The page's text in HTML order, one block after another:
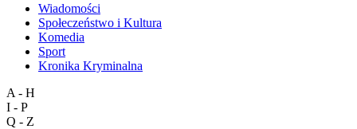
Wiadomości
Społeczeństwo i Kultura
Komedia
Sport
Kronika Kryminalna
A - H
I - P
Q - Z